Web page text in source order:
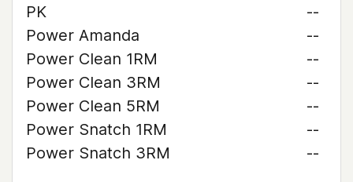
PK
--
Power Amanda
--
Power Clean 1RM
--
Power Clean 3RM
--
Power Clean 5RM
--
Power Snatch 1RM
--
Power Snatch 3RM
--